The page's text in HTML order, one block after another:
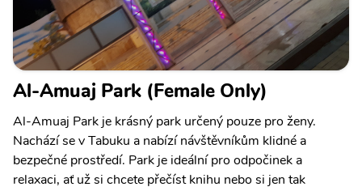
Al-Amuaj Park (Female Only)
Al-Amuaj Park je krásný park určený pouze pro ženy.
Nachází se v Tabuku a nabízí návštěvníkům klidné a
bezpečné prostředí. Park je ideální pro odpočinek a
relaxaci, ať už si chcete přečíst knihu nebo si jen tak